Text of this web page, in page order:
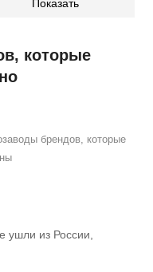
которые
брендов, которые